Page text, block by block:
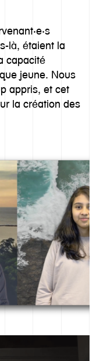
là, étaient la
capacité
jeune. Nous
appris, et cet
la création des